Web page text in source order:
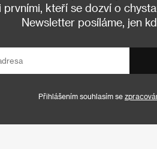
prvními, kteří se dozví o
Newsletter posíláme, jen
Přihlášením souhlasím se